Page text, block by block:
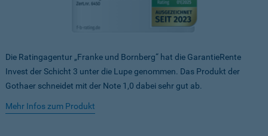
Die Ratingagentur „Franke und Bornberg“ hat die GarantieRente
Invest der Schicht 3 unter die Lupe genommen. Das Produkt der
Gothaer schneidet mit der Note 1,0 dabei sehr gut ab.
Mehr Infos zum Produkt